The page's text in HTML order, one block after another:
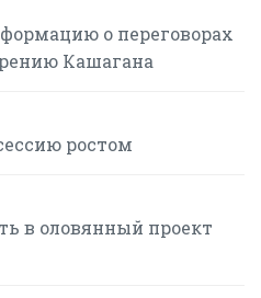
о переговорах
Кашагана
ростом
в оловянный проект